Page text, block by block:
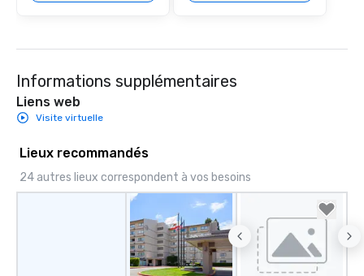
Informations supplémentaires
Liens web
Visite virtuelle
Lieux recommandés
24 autres lieux correspondent à vos besoins